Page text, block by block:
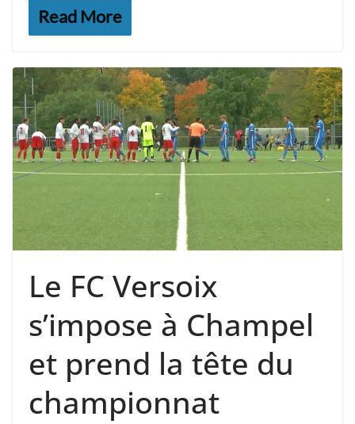
Read More
Le FC Versoix
s’impose à Champel
et prend la tête du
championnat